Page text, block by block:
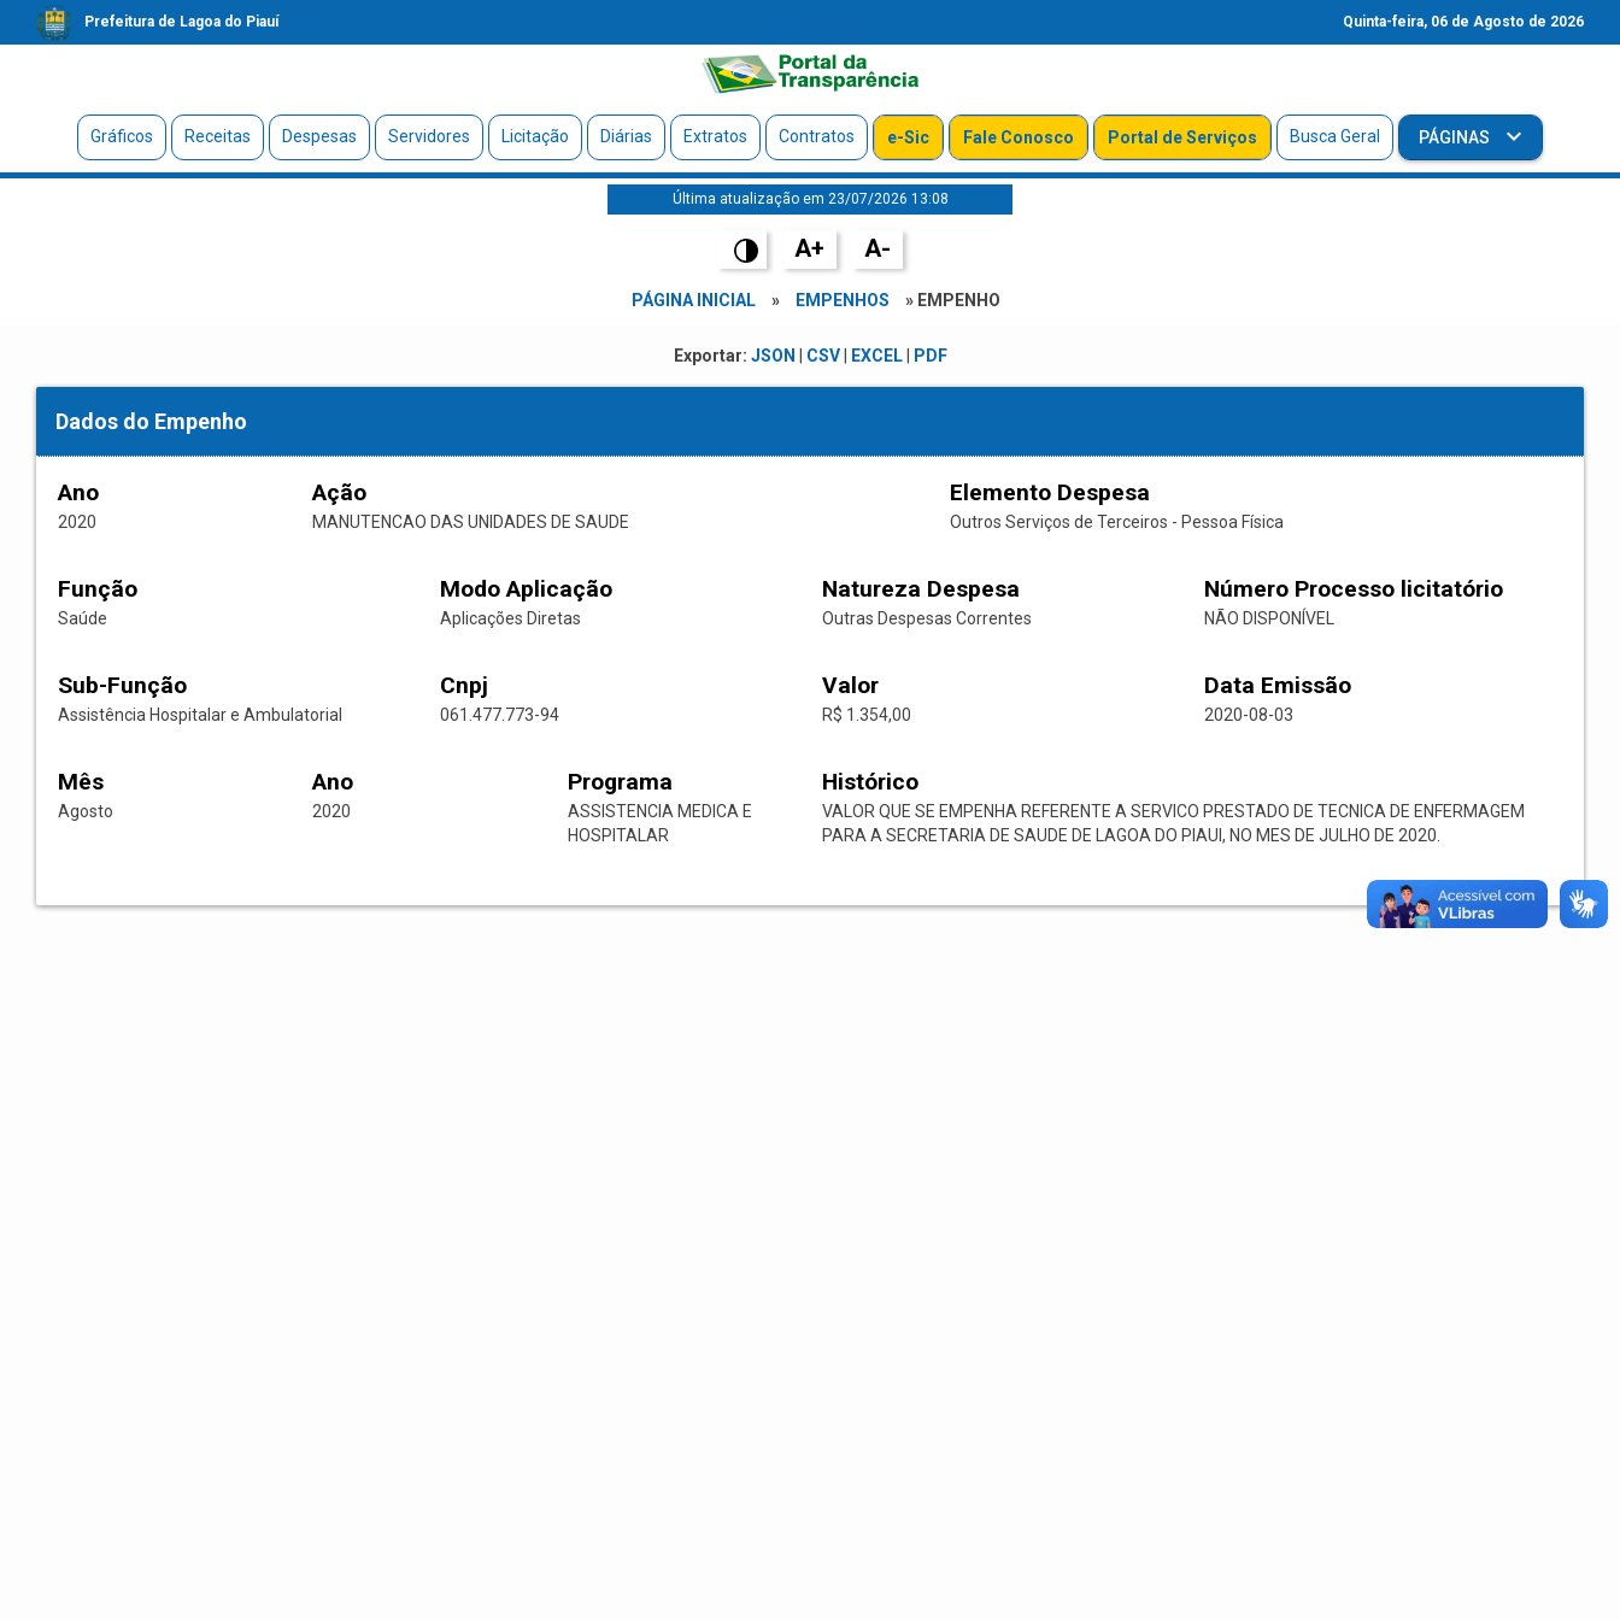
Prefeitura de Lagoa do Piauí Quinta-feira, 06 de Agosto de 2026
Gráficos Receitas Despesas Servidores Licitação Diárias Extratos Contratos e-Sic Fale Conosco Portal de Serviços Busca Geral PÁGINAS
Última atualização em 23/07/2026 13:08
A+ A-
PÁGINA INICIAL » EMPENHOS » EMPENHO
Exportar: JSON CSV| EXCEL| PDF
Dados do Empenho
Ano
2020
Ação
MANUTENCAO DAS UNIDADES DE SAUDE
Elemento Despesa
Outros Serviços de Terceiros - Pessoa Física
Função
Saúde
Modo Aplicação
Aplicações Diretas
Natureza Despesa
Outras Despesas Correntes
Número Processo licitatório
NÃO DISPONÍVEL
Sub-Função
Assistência Hospitalar e Ambulatorial
Cnpj
061.477.773-94
Valor
R$ 1.354,00
Data Emissão
2020-08-03
Mês
Agosto
Ano
2020
Programa
ASSISTENCIA MEDICA E
HOSPITALAR
Histórico
VALOR QUE SE EMPENHA REFERENTE A SERVICO PRESTADO DE TECNICA DE ENFERMAGEM
PARA A SECRETARIA DE SAUDE DE LAGOA DO PIAUI, NO MES DE JULHO DE 2020.